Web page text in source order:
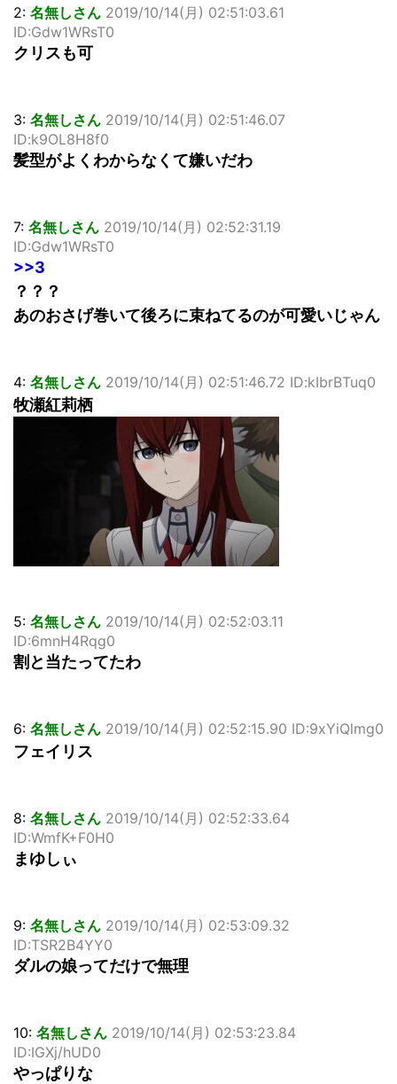
2: 名無しさん 2019/10/14(月) 02:51:03.61
ID:Gdw1WRsT0
クリスも可
3: 名無しさん 2019/10/14(月) 02:51:46.07
ID:k9OL8H8f0
髪型がよくわからなくて嫌いだわ
7: 名無しさん 2019/10/14(月) 02:52:31.19
ID:Gdw1WRsT0
>>3
？？？
あのおさげ巻いて後ろに束ねてるのが可愛いじゃん
4: 名無しさん 2019/10/14(月) 02:51:46.72 ID:kIbrBTuq0
牧瀬紅莉栖
5: 名無しさん 2019/10/14(月) 02:52:03.11
ID:6mnH4Rqg0
割と当たってたわ
6: 名無しさん 2019/10/14(月) 02:52:15.90 ID:9xYiQlmg0
フェイリス
8: 名無しさん 2019/10/14(月) 02:52:33.64
ID:WmfK+F0H0
まゆしぃ
9: 名無しさん 2019/10/14(月) 02:53:09.32
ID:TSR2B4YY0
ダルの娘ってだけで無理
10: 名無しさん 2019/10/14(月) 02:53:23.84
ID:IGXj/hUD0
やっぱりな